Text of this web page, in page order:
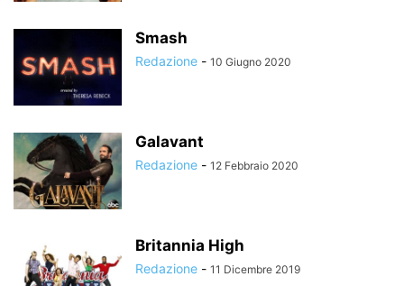
Smash
Redazione - 10 Giugno 2020
Galavant
Redazione - 12 Febbraio 2020
Britannia High
Redazione - 11 Dicembre 2019